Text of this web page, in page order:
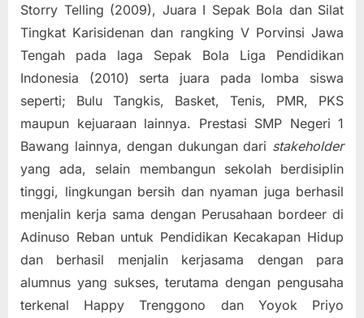
Storry Telling (2009), Juara I Sepak Bola dan Silat
Tingkat Karisidenan dan rangking V Porvinsi Jawa
Tengah pada laga Sepak Bola Liga Pendidikan
Indonesia (2010) serta juara pada lomba siswa
seperti; Bulu Tangkis, Basket, Tenis, PMR, PKS
maupun kejuaraan lainnya. Prestasi SMP Negeri 1
Bawang lainnya, dengan dukungan dari stakeholder
yang ada, selain membangun sekolah berdisiplin
tinggi, lingkungan bersih dan nyaman juga berhasil
menjalin kerja sama dengan Perusahaan bordeer di
Adinuso Reban untuk Pendidikan Kecakapan Hidup
dan berhasil menjalin kerjasama dengan para
alumnus yang sukses, terutama dengan pengusaha
terkenal Happy Trenggono dan Yoyok Priyo